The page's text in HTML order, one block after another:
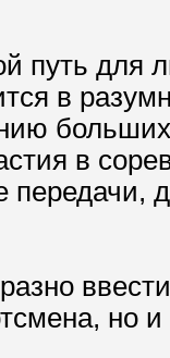
путь для
в
в
но